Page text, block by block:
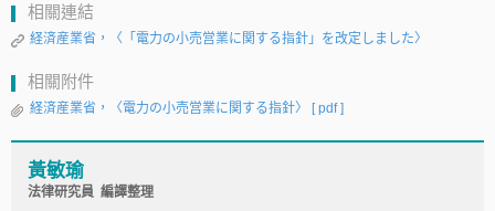
相關連結
経済産業省，〈「電力の小売営業に関する指針」を改定しました〉
相關附件
経済産業省，〈電力の小売営業に関する指針〉 [ pdf ]
黃敏瑜
法律研究員 編譯整理